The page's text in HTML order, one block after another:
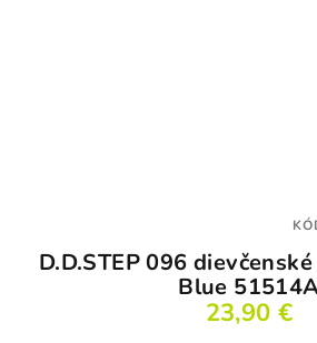
D.D.STEP 096
Blue
23,90 €